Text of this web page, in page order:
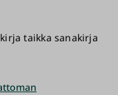
taikka sanakirja